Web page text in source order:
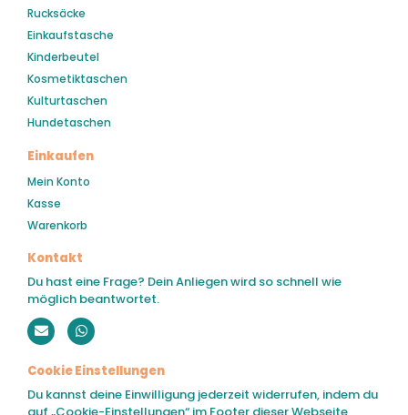
Rucksäcke
Einkaufstasche
Kinderbeutel
Kosmetiktaschen
Kulturtaschen
Hundetaschen
Einkaufen
Mein Konto
Kasse
Warenkorb
Kontakt
Du hast eine Frage? Dein Anliegen wird so schnell wie
möglich beantwortet.
Cookie Einstellungen
Du kannst deine Einwilligung jederzeit widerrufen, indem du